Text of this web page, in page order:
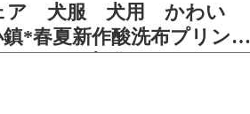
ア 犬服 犬用 かわい
*春夏新作酸洗布プリント